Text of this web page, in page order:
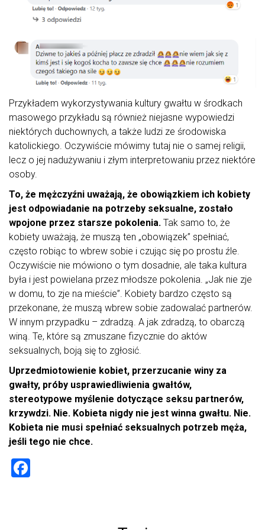
Przykładem wykorzystywania kultury gwałtu w środkach
masowego przykładu są również niejasne wypowiedzi
niektórych duchownych, a także ludzi ze środowiska
katolickiego. Oczywiście mówimy tutaj nie o samej religii,
lecz o jej nadużywaniu i złym interpretowaniu przez niektóre
osoby.
To, że mężczyźni uważają, że obowiązkiem ich kobiety
jest odpowiadanie na potrzeby seksualne, zostało
wpojone przez starsze pokolenia. Tak samo to, że
kobiety uważają, że muszą ten „obowiązek” spełniać,
często robiąc to wbrew sobie i czując się po prostu źle.
Oczywiście nie mówiono o tym dosadnie, ale taka kultura
była i jest powielana przez młodsze pokolenia. „Jak nie zje
w domu, to zje na mieście”. Kobiety bardzo często są
przekonane, że muszą wbrew sobie zadowalać partnerów.
W innym przypadku – zdradzą. A jak zdradzą, to obarczą
winą. Te, które są zmuszane fizycznie do aktów
seksualnych, boją się to zgłosić.
Uprzedmiotowienie kobiet, przerzucanie winy za
gwałty, próby usprawiedliwienia gwałtów,
stereotypowe myślenie dotyczące seksu partnerów,
krzywdzi. Nie. Kobieta nigdy nie jest winna gwałtu. Nie.
Kobieta nie musi spełniać seksualnych potrzeb męża,
jeśli tego nie chce.